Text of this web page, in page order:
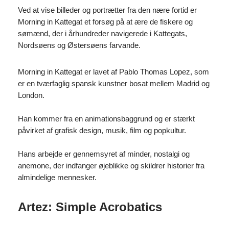
Ved at vise billeder og portrætter fra den nære fortid er
Morning in Kattegat et forsøg på at ære de fiskere og
sømænd, der i århundreder navigerede i Kattegats,
Nordsøens og Østersøens farvande.
Morning in Kattegat er lavet af Pablo Thomas Lopez, som
er en tværfaglig spansk kunstner bosat mellem Madrid og
London.
Han kommer fra en animationsbaggrund og er stærkt
påvirket af grafisk design, musik, film og popkultur.
Hans arbejde er gennemsyret af minder, nostalgi og
anemone, der indfanger øjeblikke og skildrer historier fra
almindelige mennesker.
Artez: Simple Acrobatics